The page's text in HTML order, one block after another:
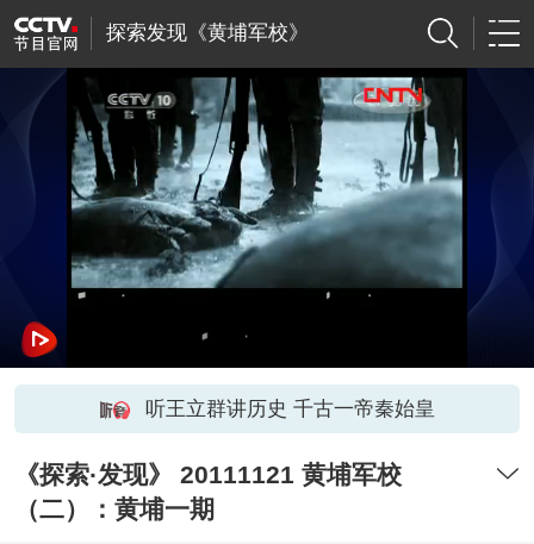
探索发现《黄埔军校》
听王立群讲历史 千古一帝秦始皇
《探索·发现》 20111121 黄埔军校
（二）：黄埔一期